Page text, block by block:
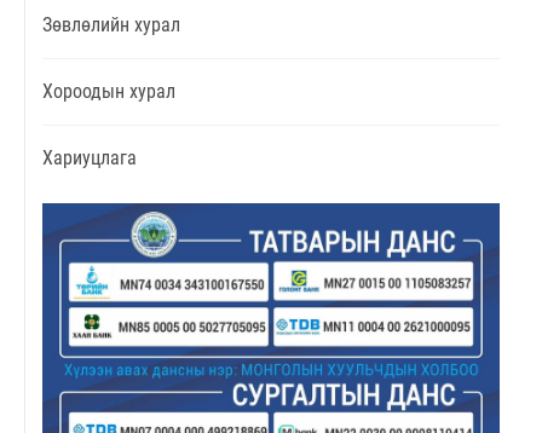
Зөвлөлийн хурал
Хороодын хурал
Хариуцлага